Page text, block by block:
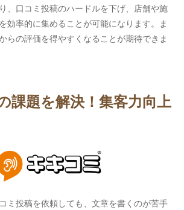
、口コミ投稿のハードルを下げ、店舗や施
効率的に集めることが可能になります。ま
らの評価を得やすくなることが期待できま
課題を解決！集客力向上
ミ投稿を依頼しても、文章を書くのが苦手